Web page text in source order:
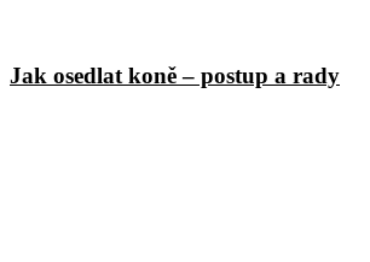
Jak osedlat koně – postup a rady